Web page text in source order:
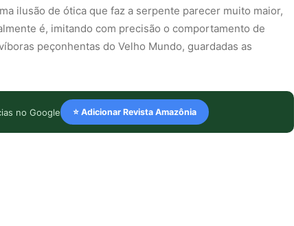
ilusão de ótica que faz a serpente parecer muito maior,
é, imitando com precisão o comportamento de
peçonhentas do Velho Mundo, guardadas as
no Google ⭐ Adicionar Revista Amazônia